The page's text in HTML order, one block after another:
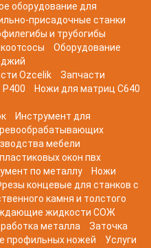
оборудование для
присадочные станки
и трубогибы
Оборудование
Ozcelik
Запчасти
Ножи для матриц C640
Инструмент для
мебели
окон пвх
по металлу
Ножи
концевые для станков с
камня и толстого
жидкости СОЖ
металла
Заточка
профильных ножей Услуги